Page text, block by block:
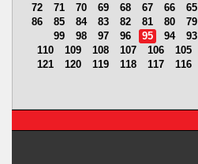
65
66
67
68
69
70
71
72
79
80
81
82
83
84
85
86
93
94
95
96
97
98
99
105
106
107
108
109
110
116
117
118
119
120
121